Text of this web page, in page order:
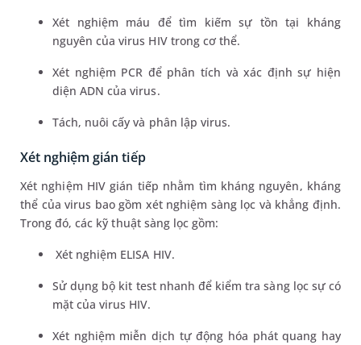
Xét nghiệm máu để tìm kiếm sự tồn tại kháng
nguyên của virus HIV trong cơ thể.
Xét nghiệm PCR để phân tích và xác định sự hiện
diện ADN của virus.
Tách, nuôi cấy và phân lập virus.
Xét nghiệm gián tiếp
Xét nghiệm HIV gián tiếp nhằm tìm kháng nguyên, kháng
thể của virus bao gồm xét nghiệm sàng lọc và khẳng định.
Trong đó, các kỹ thuật sàng lọc gồm:
Xét nghiệm ELISA HIV.
Sử dụng bộ kit test nhanh để kiểm tra sàng lọc sự có
mặt của virus HIV.
Xét nghiệm miễn dịch tự động hóa phát quang hay